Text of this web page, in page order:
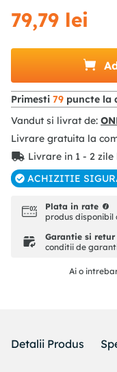
79,79 lei
Primesti 79 puncte la
Vandut si livrat de:
Livrare gratuita la
Livrare in 1 - 2
ACHIZITIE
Plata in rate
produs
Garantie si retur
conditii de
Ai o
Detalii Produs